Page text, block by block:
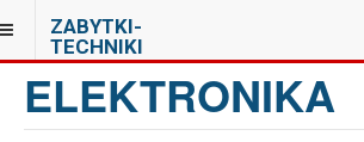
ZABYTKI-
TECHNIKI
JESTEŚ TUTAJ:
ELEKTRONIKA